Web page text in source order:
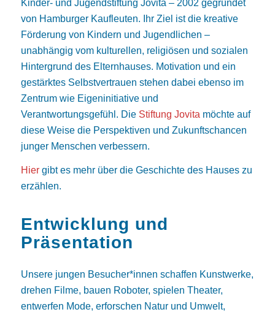
Kinder- und Jugendstiftung Jovita – 2002 gegründet
von Hamburger Kaufleuten. Ihr Ziel ist die kreative
Förderung von Kindern und Jugendlichen –
unabhängig vom kulturellen, religiösen und sozialen
Hintergrund des Elternhauses. Motivation und ein
gestärktes Selbstvertrauen stehen dabei ebenso im
Zentrum wie Eigeninitiative und
Verantwortungsgefühl. Die Stiftung Jovita möchte auf
diese Weise die Perspektiven und Zukunftschancen
junger Menschen verbessern.
Hiergibt es mehr über die Geschichte des Hauses zu
erzählen.
Entwicklung und
Präsentation
Unsere jungen Besucher*innen schaffen Kunstwerke,
drehen Filme, bauen Roboter, spielen Theater,
entwerfen Mode, erforschen Natur und Umwelt,